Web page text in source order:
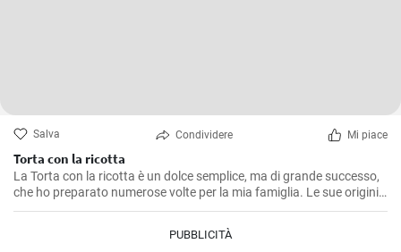
Salva Condividere Mi piace
Torta con la ricotta
La Torta con la ricotta è un dolce semplice, ma di grande successo,
che ho preparato numerose volte per la mia famiglia. Le sue origini
sono romane, e la ricetta di base può essere arricchita con gocce di
cioccolato o buccia di limone grattugiata. Il sapore delicato della
ricotta si combina alla perfezione con la pasta frolla croccante,
PUBBLICITÀ